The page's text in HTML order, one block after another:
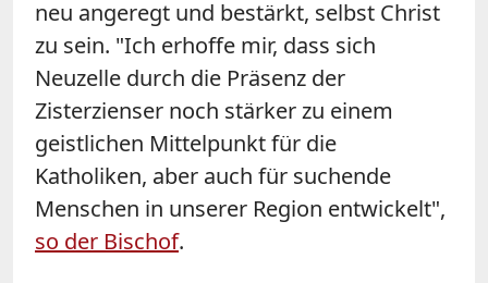
neu angeregt und bestärkt, selbst Christ
zu sein. "Ich erhoffe mir, dass sich
Neuzelle durch die Präsenz der
Zisterzienser noch stärker zu einem
geistlichen Mittelpunkt für die
Katholiken, aber auch für suchende
Menschen in unserer Region entwickelt",
so der Bischof.